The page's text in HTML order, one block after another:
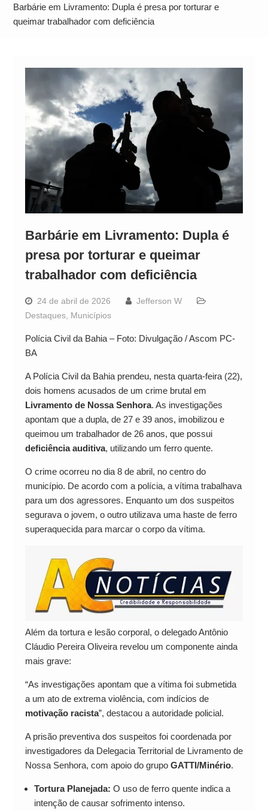
Alto
Barbárie em Livramento: Dupla é presa por torturar e
queimar trabalhador com deficiência
Barbárie em Livramento: Dupla é
presa por torturar e queimar
trabalhador com deficiência
24 de abril de 2026
Jefferson W
Destaques, Municípios
Polícia Civil da Bahia – Foto: Divulgação / Ascom PC-
BA
A Polícia Civil da Bahia prendeu, nesta quarta-feira (22),
dois homens acusados de um crime brutal em
Livramento de Nossa Senhora. As investigações
apontam que a dupla, de 27 e 39 anos, imobilizou e
queimou um trabalhador de 26 anos, que possui
deficiência auditiva, utilizando um ferro quente.
O crime ocorreu no dia 8 de abril, no centro do
município. De acordo com a polícia, a vítima trabalhava
para um dos agressores. Enquanto um dos suspeitos
segurava o jovem, o outro utilizava uma haste de ferro
superaquecida para marcar o corpo da vítima.
Além da tortura e lesão corporal, o delegado Antônio
Cláudio Pereira Oliveira revelou um componente ainda
mais grave:
“As investigações apontam que a vítima foi submetida
a um ato de extrema violência, com indícios de
motivação racista”, destacou a autoridade policial.
A prisão preventiva dos suspeitos foi coordenada por
investigadores da Delegacia Territorial de Livramento de
Nossa Senhora, com apoio do grupo GATTI/Minério.
Tortura Planejada: O uso de ferro quente indica a
intenção de causar sofrimento intenso.